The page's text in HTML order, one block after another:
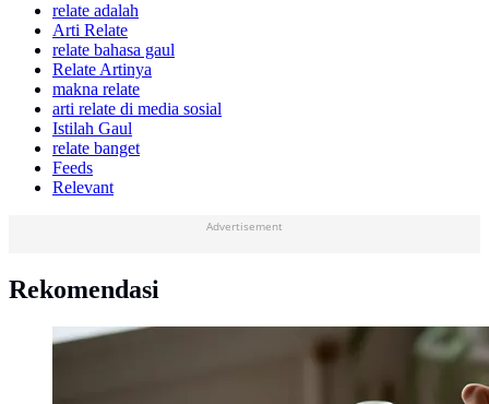
relate adalah
Arti Relate
relate bahasa gaul
Relate Artinya
makna relate
arti relate di media sosial
Istilah Gaul
relate banget
Feeds
Relevant
Advertisement
Rekomendasi